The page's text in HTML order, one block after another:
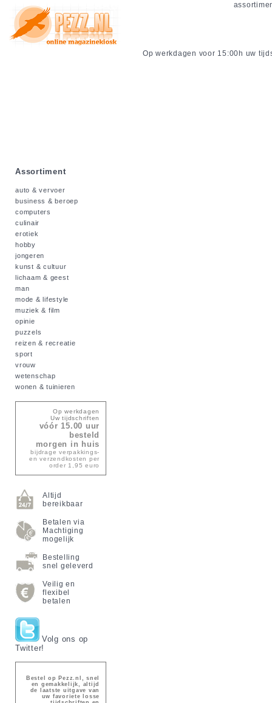
Op werkdagen voor 15:00h uw
Assortiment
auto & vervoer
business & beroep
computers
culinair
erotiek
hobby
jongeren
kunst & cultuur
lichaam & geest
man
mode & lifestyle
muziek & film
opinie
puzzels
reizen & recreatie
sport
vrouw
wetenschap
wonen & tuinieren
Op werkdagen
Uw tijdschriften
vóór 15.00 uur
besteld
morgen in huis
bijdrage verpakkings-
en verzendkosten per
order 1,95 euro
Altijd
bereikbaar
Betalen via
Machtiging
mogelijk
Bestelling
snel geleverd
Veilig en
flexibel
betalen
Volg ons op
Twitter!
Bestel op Pezz.nl, snel
en gemakkelijk, altijd
de laatste uitgave van
uw favoriete losse